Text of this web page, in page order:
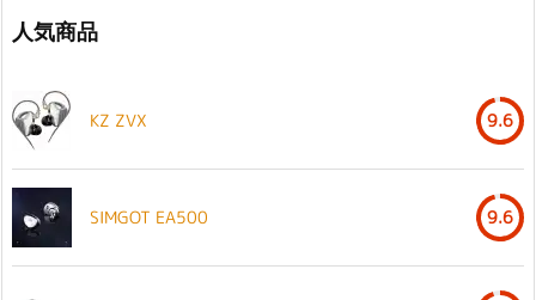
人気商品
KZ ZVX 9.6
SIMGOT EA500 9.6